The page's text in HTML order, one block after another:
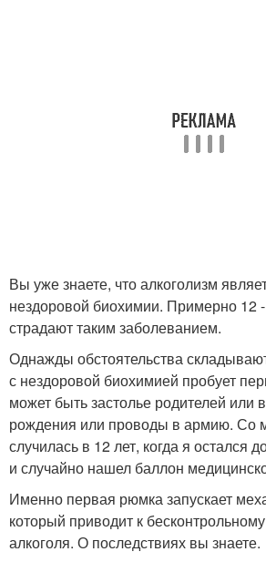
Вы уже знаете, что алкоголизм
нездоровой биохимии. Примерно 12
страдают таким заболеванием.
Однажды обстоятельства
с нездоровой биохимией пробует
может быть застолье родителей или
рождения или проводы в армию. Со
случилась в 12 лет, когда я остался
и случайно нашел баллон
Именно первая рюмка запускает
который приводит к
алкоголя. О последствиях вы знаете.